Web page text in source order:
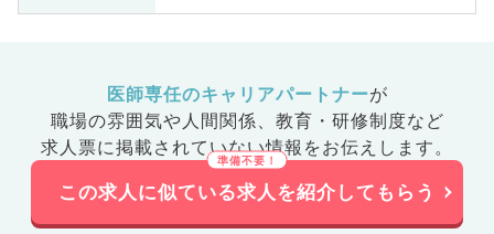
医師専任のキャリアパートナーが
職場の雰囲気や人間関係、 教育・研修制度など
求人票に掲載されていない情報をお伝えします。
この求人に似ている求人を紹介してもらう